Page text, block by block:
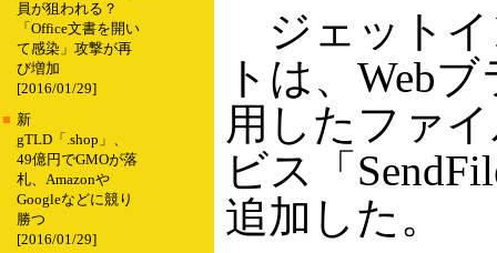
員が狙われる？
「Office文書を開い
て感染」攻撃が再
び増加
[2016/01/29]
■ 新
gTLD「.shop」、
49億円でGMOが落
札、Amazonや
Googleなどに競り
勝つ
[2016/01/29]
ジェットイ
トは、Web
用したファ
ビス「
追加した。